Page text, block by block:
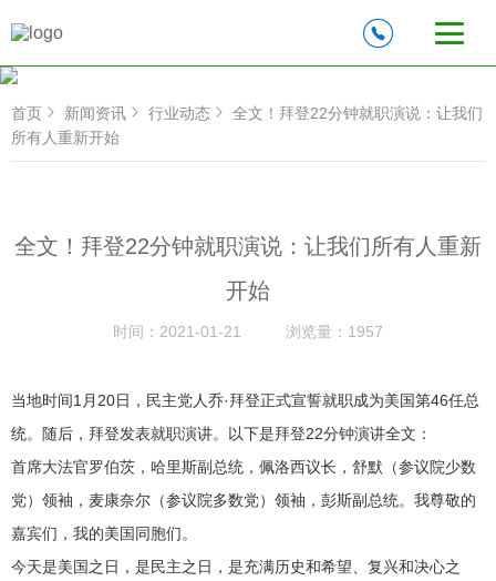
首页 新闻资讯 行业动态
全文！拜登22分钟就职演说：让我们
所有人重新开始
全文！拜登22分钟就职演说：让我们所有人重新
开始
时间： 2021-01-21 浏览量： 1957
当地时间1月20日，民主党人乔·拜登正式宣誓就职成为美国第46任总
统。随后，拜登发表就职演讲。以下是拜登22分钟演讲全文：
首席大法官罗伯茨，哈里斯副总统，佩洛西议长，舒默（参议院少数
党）领袖，麦康奈尔（参议院多数党）领袖，彭斯副总统。我尊敬的
嘉宾们，我的美国同胞们。
今天是美国之日，是民主之日，是充满历史和希望、复兴和决心之